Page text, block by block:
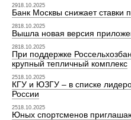
2918.10.2025
Банк Москвы снижает ставки
2818.10.2025
Вышла новая версия
2818.10.2025
При поддержке
крупный тепличный комплекс
2518.10.2025
КГУ и ЮЗГУ – в списке
России
2518.10.2025
Юных спортсменов